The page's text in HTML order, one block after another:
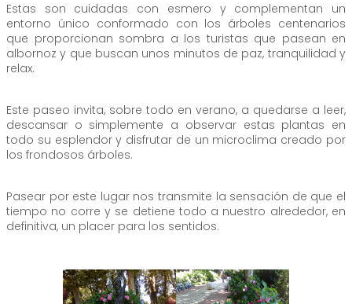
Estas son cuidadas con esmero y complementan un
entorno único conformado con los árboles centenarios
que proporcionan sombra a los turistas que pasean en
albornoz y que buscan unos minutos de paz, tranquilidad y
relax.
Este paseo invita, sobre todo en verano, a quedarse a leer,
descansar o simplemente a observar estas plantas en
todo su esplendor y disfrutar de un microclima creado por
los frondosos árboles.
Pasear por este lugar nos transmite la sensación de que el
tiempo no corre y se detiene todo a nuestro alrededor, en
definitiva, un placer para los sentidos.